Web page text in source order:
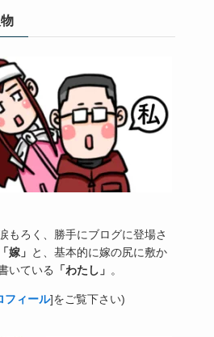
もろく、勝手にブログに登場さ
「嫁」 と、基本的に嫁の尻に敷か
いている
「わたし」 。
フィール]をご覧下さい)